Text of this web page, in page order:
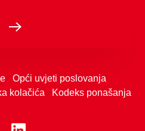
Opći uvjeti poslovanja
kolačića Kodeks ponašanja